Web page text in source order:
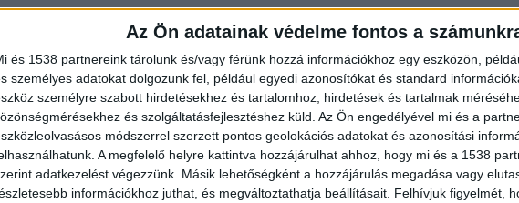
Az Ön adatainak védelme fontos a
és 1538 partnereink tárolunk és/vagy férünk hozzá információkhoz egy eszközön,
személyes adatokat dolgozunk fel, például egyedi azonosítókat és standard
személyre szabott hirdetésekhez és tartalomhoz, hirdetések és tartalmak
és szolgáltatásfejlesztéshez küld. Az Ön engedélyével mi és a
módszerrel szerzett pontos geolokációs adatokat és azonosítási
A megfelelő helyre kattintva hozzájárulhat ahhoz, hogy mi és a 1538
adatkezelést végezzünk. Másik lehetőségként a hozzájárulás megadása vagy
információkhoz juthat, és megváltoztathatja beállításait. Felhívjuk figyelmét,
tart, volt párja a születendő közös gyermekükkel is így fog